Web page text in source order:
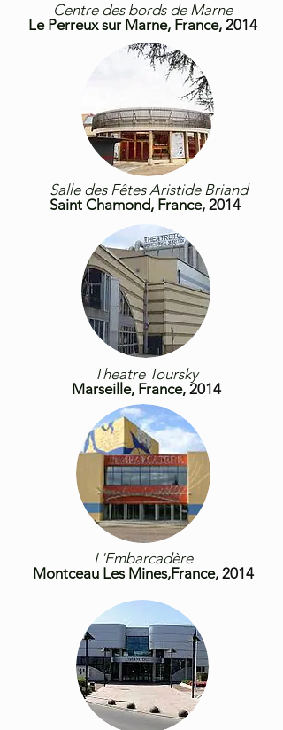
Centre des bords de Marne
Le Perreux sur Marne, France, 2014
Salle des Fêtes Aristide Briand
Saint Chamond, France, 2014
Theatre Toursky
Marseille, France, 2014
L'Embarcadère
Montceau Les Mines,France, 2014